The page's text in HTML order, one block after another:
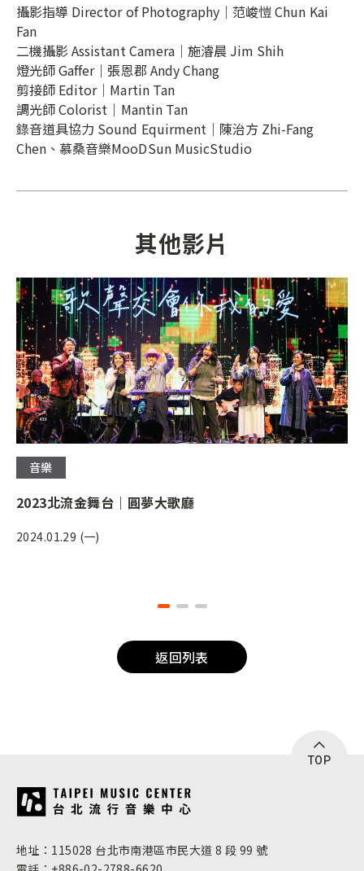
攝影指導 Director of Photography｜范峻愷 Chun Kai
Fan
二機攝影 Assistant Camera｜施濬晨 Jim Shih
燈光師 Gaffer｜張恩郡 Andy Chang
剪接師 Editor｜Martin Tan
調光師 Colorist｜Mantin Tan
錄音道具協力 Sound Equirment｜陳治方 Zhi-Fang
Chen、慕桑音樂MooDSun MusicStudio
其他影片
音樂
2023北流金舞台｜圓夢大歌廳
2024.01.29 (一)
返回列表
TOP
:::
地址：115028 台北市南港區市民大道 8 段 99 號